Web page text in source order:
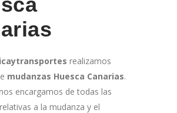
realizamos
mudanzas Huesca Canarias.
encargamos de todas las
a la mudanza y el